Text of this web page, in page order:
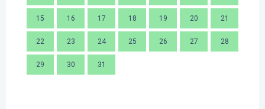
15 16 17 18 19 20 21
22 23 24 25 26 27 28
29 30 31